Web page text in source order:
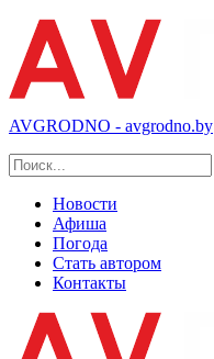
AVGRODNO - avgrodno.by
Новости
Афиша
Погода
Стать автором
Контакты